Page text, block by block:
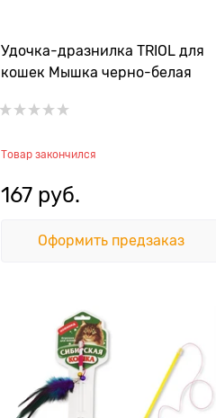
Удочка-дразнилка TRIOL для
кошек Мышка черно-белая
Товар закончился
167 руб.
Оформить предзаказ